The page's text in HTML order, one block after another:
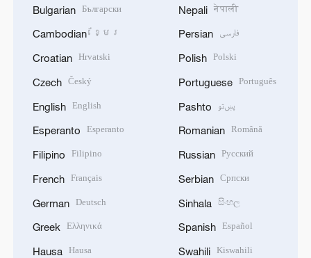
Bulgarian Български
Cambodian ខ្មែរ
Croatian Hrvatski
Czech Český
English English
Esperanto Esperanto
Filipino Filipino
French Français
German Deutsch
Greek Ελληνικά
Hausa Hausa
Nepali नेपाली
Persian فارسی
Polish Polski
Portuguese Português
Pashto پښتو
Romanian Română
Russian Русский
Serbian Српски
Sinhala සිංහල
Spanish Español
Swahili Kiswahili